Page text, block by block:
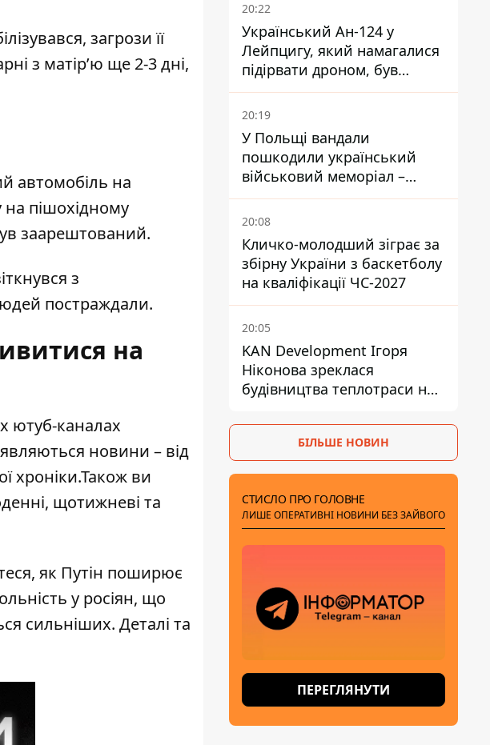
загрози її
з матір’ю ще 2-3 дні,
автомобіль на
на пішохідному
заарештований.
з
постраждали.
на
ютуб-каналах
новини – від
хроніки.Також ви
щотижневі та
як Путін поширює
у росіян, що
сильніших. Деталі та
20:22
Український Ан-124 у
Лейпцигу, який намагалися
підірвати дроном, був
завантажений
боєприпасами
20:19
У Польщі вандали
пошкодили український
військовий меморіал –
посольство відреагувало
20:08
Кличко-молодший зіграє за
збірну України з баскетболу
на кваліфікації ЧС-2027
20:05
KAN Development Ігоря
Ніконова зреклася
будівництва теплотраси на
БІЛЬШЕ НОВИН
СТИСЛО ПРО ГОЛОВНЕ
ЛИШЕ ОПЕРАТИВНІ НОВИНИ БЕЗ ЗАЙВОГО
ПЕРЕГЛЯНУТИ